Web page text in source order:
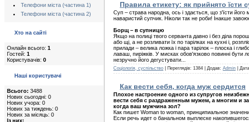
Телефони міста (частина 1)
Телефони міста (частина 2)
Хто на сайті
Онлайн всього: 1
Гостей: 1
Користувачів: 0
Наші користувачі
Всього: 3488
Нових сьогодні: 0
Нових учора: 0
Нових за тиждень: 0
Нових за місяць: 0
Із них:
Правила етикету: як прийнято їсти
Суп – страва народна, ось і здається, що з'їсти
наваристий супчик. Ніколи так не роби! Інакше
Борщ – в супницю
Якщо на полиці твого серванта давно і без діла
або щі, а не розливати їх по тарілках на кухні і,
прилади – велика ложка і пара тарілок – плоска і
лаваш, пиріжків. У мисках обов'язково повинні бути
незручно його дегустувати...
Соціологія, суспільство | Переглядів: 1384 | Додав: Admin |
Как вести себя, когда муж сердится
Плохое настроение одного из супругов
вести себя с раздраженным мужем, а многим и
когда ваш мужчина зол?
Как пишет Woman to woman, принципиальное
Если речь идет о банальном выплеске